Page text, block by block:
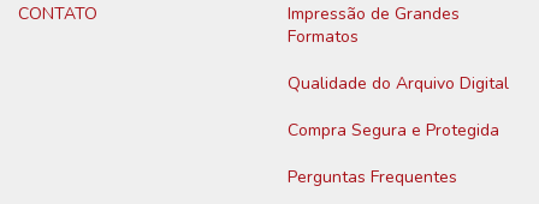
CONTATO
Impressão de Grandes
Formatos
Qualidade do Arquivo Digital
Compra Segura e Protegida
Perguntas Frequentes